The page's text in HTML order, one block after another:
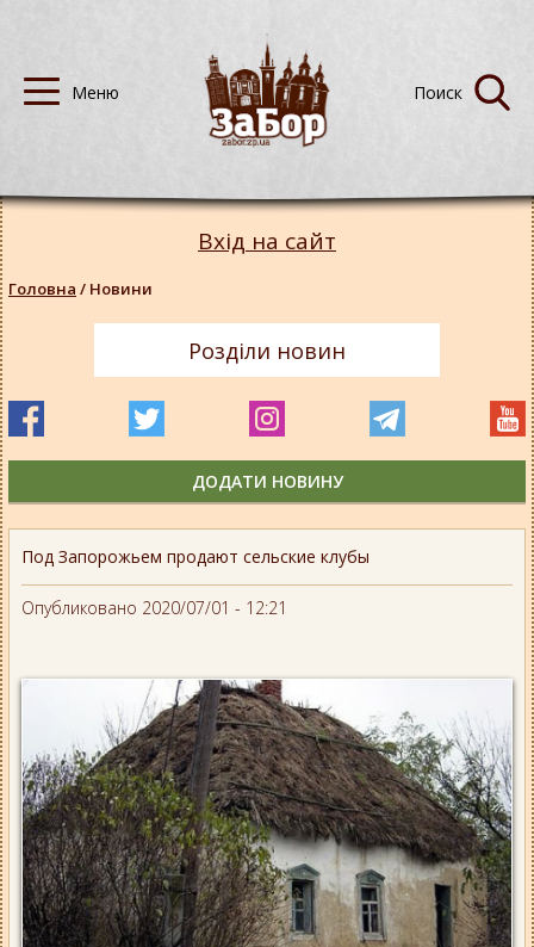
Под Запорожьем продают сельские клубы
Опубликовано 2020/07/01 - 12:21
Вхід на сайт
Головна / Новини
Розділи новин
ДОДАТИ НОВИНУ